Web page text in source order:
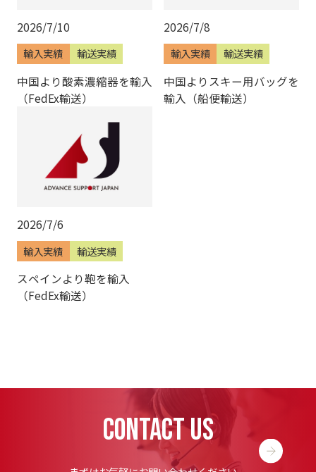
2026/7/10
輸入実績 輸送実績
中国より酸素濃縮器を輸入
（FedEx輸送）
2026/7/8
輸入実績 輸送実績
中国よりスキー用バッグを
輸入（船便輸送）
2026/7/6
輸入実績 輸送実績
スペインより鞄を輸入
（FedEx輸送）
CONTACT US